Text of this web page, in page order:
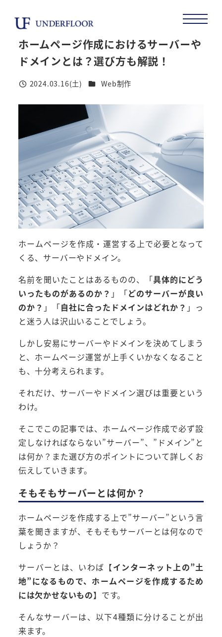
ホームページ作成におけるサーバーや
ドメインとは？選び方も解説！
投稿日
2024.03.16(土) カテゴリー
Web制作
ホームページを作成・運営する上で必要となって
くる、サーバーやドメイン。
名前を聞いたことはあるものの、「具体的にどう
いったものがあるのか？ 」「どのサーバーが良い
のか？ 」「自社に合ったドメインはどれか？ 」っ
と迷う人は沢山いることでしょう。
しかし安易にサーバーやドメインを決めてしまう
と、ホームページ運営が上手くいかなくなること
も、十分考えられます。
それだけ、サーバーやドメイン選びは重要という
わけ。
そこでこの記事では、ホームページ作成で必ず設
定しなければならない”サーバー”、”ドメイン”と
は何か？また選び方のポイントについて詳しくお
伝えしていきます。
そもそもサーバーとは何か？
ホームページを作成する上で”サーバー”という言
葉を聞きますが、そもそもサーバーとは何なので
しょうか？
サーバーとは、いわば【インターネット上の”土
地”になるもので、ホームページを作成するため
には欠かせないもの】です。
そんなサーバーは、以下4種類に分けることが出
来ます。